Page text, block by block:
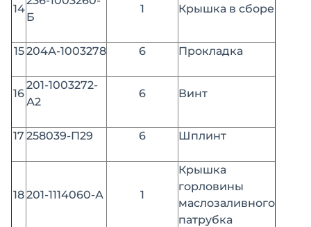
14
Б
1 Крышка в сборе
15204А-1003278 6 Прокладка
16
201-1003272-
А2
6 Винт
17 258039-П29 6 Шплинт
18201-1114060-А 1
Крышка
горловины
маслозаливного
патрубка